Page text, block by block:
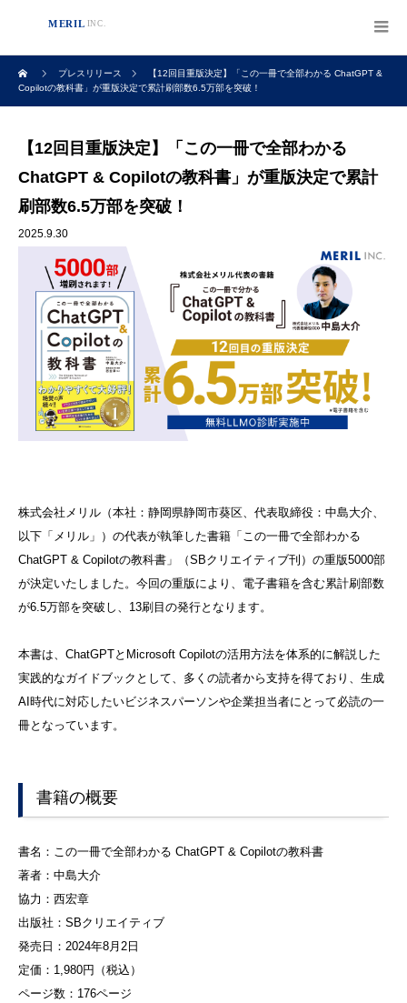
プレスリリース
【12回目重版決定】「この一冊で全部わかる ChatGPT &
Copilotの教科書」が重版決定で累計刷部数6.5万部を突破！
【12回目重版決定】「この一冊で全部わかる
ChatGPT & Copilotの教科書」が重版決定で累計
刷部数6.5万部を突破！
2025.9.30
株式会社メリル（本社：静岡県静岡市葵区、代表取締役：中島大介、
以下「メリル」）の代表が執筆した書籍「この一冊で全部わかる
ChatGPT & Copilotの教科書」（SBクリエイティブ刊）の重版5000部
が決定いたしました。今回の重版により、電子書籍を含む累計刷部数
が6.5万部を突破し、13刷目の発行となります。
本書は、ChatGPTとMicrosoft Copilotの活用方法を体系的に解説した
実践的なガイドブックとして、多くの読者から支持を得ており、生成
AI時代に対応したいビジネスパーソンや企業担当者にとって必読の一
冊となっています。
書籍の概要
書名：この一冊で全部わかる ChatGPT & Copilotの教科書
著者：中島大介
協力：西宏章
出版社：SBクリエイティブ
発売日：2024年8月2日
定価：1,980円（税込）
ページ数：176ページ